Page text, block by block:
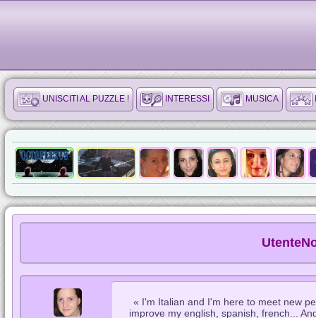
UNISCITI AL PUZZLE ! INTERESSI MUSICA
« I'm Italian and I'm here to meet new
improve my english, spanish, french...